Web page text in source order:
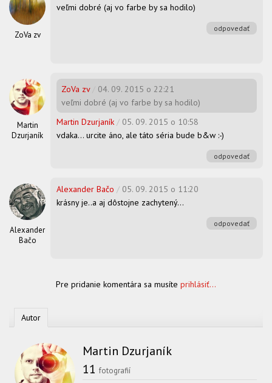
ZoVa zv
veľmi dobré (aj vo farbe by sa hodilo)
odpovedať
Martin
Dzurjaník
ZoVa zv/ 04. 09. 2015 o 22:21
veľmi dobré (aj vo farbe by sa hodilo)
Martin Dzurjaník / 05. 09. 2015 o 10:58
vdaka... urcite áno, ale táto séria bude b&w :-)
odpovedať
Alexander
Bačo
Alexander Bačo / 05. 09. 2015 o 11:20
krásny je..a aj dôstojne zachytený...
odpovedať
Pre pridanie komentára sa musíte prihlásiť...
Autor
Martin Dzurjaník
11 fotografií